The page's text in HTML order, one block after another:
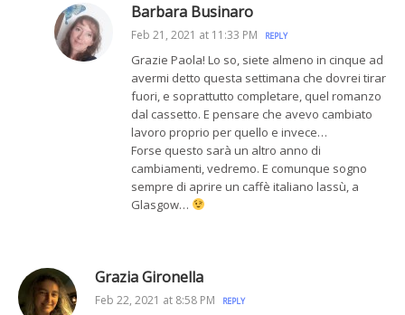
Barbara Businaro
Feb 21, 2021 at 11:33 PM REPLY
Grazie Paola! Lo so, siete almeno in cinque ad
avermi detto questa settimana che dovrei tirar
fuori, e soprattutto completare, quel romanzo
dal cassetto. E pensare che avevo cambiato
lavoro proprio per quello e invece…
Forse questo sarà un altro anno di
cambiamenti, vedremo. E comunque sogno
sempre di aprire un caffè italiano lassù, a
Glasgow…
Grazia Gironella
Feb 22, 2021 at 8:58 PM REPLY